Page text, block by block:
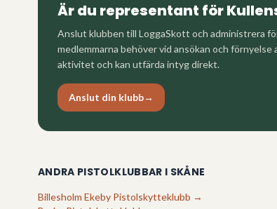
Är du representant för
Anslut klubben till LoggaSkott och administrera
medlemmarna behöver vid ansökan och
aktivitet och kan utfärda intyg direkt.
Anslut din klubb→
ANDRA PISTOLKLUBBAR I SKÅNE
Billesholm Ekeby Pistolskytteklubb →